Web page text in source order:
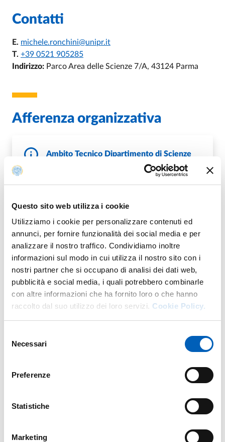
Questo sito web utilizza i cookie
Utilizziamo i cookie per personalizzare contenuti ed
annunci, per fornire funzionalità dei social media e per
analizzare il nostro traffico. Condividiamo inoltre
informazioni sul modo in cui utilizza il nostro sito con i
nostri partner che si occupano di analisi dei dati web,
pubblicità e social media, i quali potrebbero combinarle
con altre informazioni che ha fornito loro o che hanno
raccolto dal suo utilizzo dei loro servizi. Cookie Policy.
delNecessari
Preferenze
Statistiche
Marketing
Contatti
E. michele.ronchini@unipr.it
T. +39 0521 905285
Indirizzo: Parco Area delle Scienze 7/A, 43124 Parma
Afferenza organizzativa
Ambito Tecnico Dipartimento di Scienze
Matematiche, Fisiche e Informatiche
VAI ALLA SCHEDA DI AMBITO TECNICO
Altro personale della struttura a questo
indirizzo
Personale tecnico amministrativo